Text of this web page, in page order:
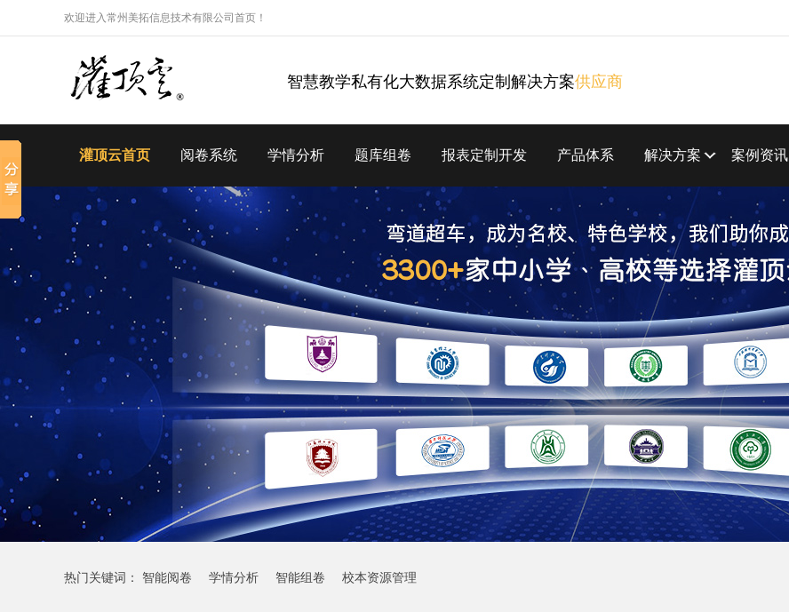
欢迎进入常州美拓信息技术有限公司首页！
智慧教学私有化大数据系统定制解决方案供应商
灌顶云首页 阅卷系统 学情分析 题库组卷 报表定制开发 产品体系 解决方案 案例资讯
热门关键词： 智能阅卷 学情分析 智能组卷 校本资源管理